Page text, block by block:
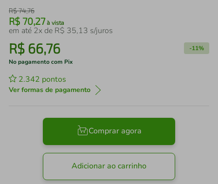
R$74,76
R$ 70,27 à vista
em até 2x de R$ 35,13 s/juros
R$ 66,76 -11%
No pagamento com Pix
2.342 pontos
Ver formas de pagamento
Comprar agora
Adicionar ao carrinho